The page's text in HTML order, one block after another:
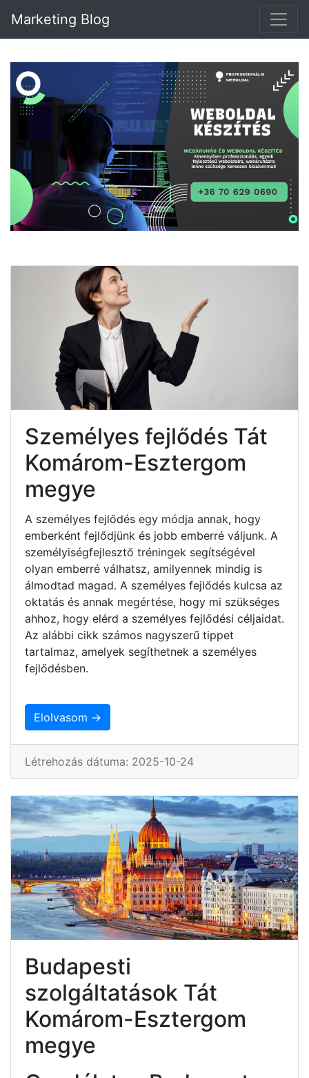
Marketing Blog
Személyes fejlődés Tát
Komárom-Esztergom
megye
A személyes fejlődés egy módja annak, hogy
emberként fejlődjünk és jobb emberré váljunk. A
személyiségfejlesztő tréningek segítségével
olyan emberré válhatsz, amilyennek mindig is
álmodtad magad. A személyes fejlődés kulcsa az
oktatás és annak megértése, hogy mi szükséges
ahhoz, hogy elérd a személyes fejlődési céljaidat.
Az alábbi cikk számos nagyszerű tippet
tartalmaz, amelyek segíthetnek a személyes
fejlődésben.
Elolvasom →
Létrehozás dátuma: 2025-10-24
Budapesti
szolgáltatások Tát
Komárom-Esztergom
megye